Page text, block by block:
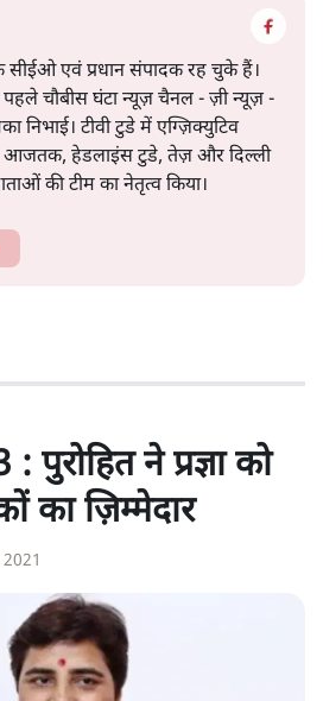
एवं प्रधान संपादक रह चुके हैं।
चौबीस घंटा न्यूज़ चैनल - ज़ी न्यूज़ -
निभाई। टीवी टुडे में एग्ज़िक्युटिव
आजतक, हेडलाइंस टुडे, तेज़ और दिल्ली
की टीम का नेतृत्व किया।
: पुरोहित ने प्रज्ञा को
का ज़िम्मेदार